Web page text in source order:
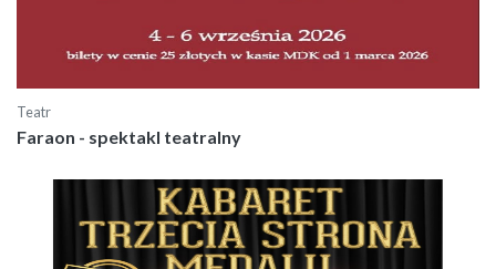
Teatr
Faraon - spektakl teatralny